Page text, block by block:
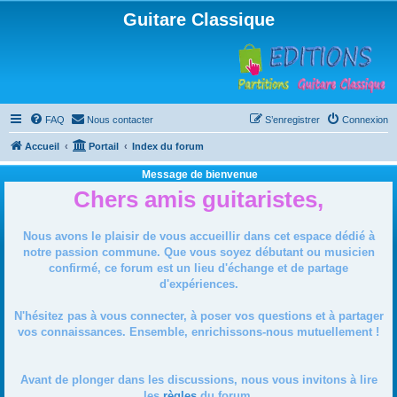
Guitare Classique
FAQ Nous contacter Connexion
S’enregistrer
Accueil Portail Index du forum
Message de bienvenue
Chers amis guitaristes,
Nous avons le plaisir de vous accueillir dans cet espace dédié à
notre passion commune. Que vous soyez débutant ou musicien
confirmé, ce forum est un lieu d'échange et de partage
d'expériences.
N'hésitez pas à vous connecter, à poser vos questions et à partager
vos connaissances. Ensemble, enrichissons-nous mutuellement !
Avant de plonger dans les discussions, nous vous invitons à lire